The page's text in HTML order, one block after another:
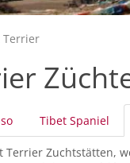
Terrier
Tibet Spaniel
Terrier Zuchtstätten,